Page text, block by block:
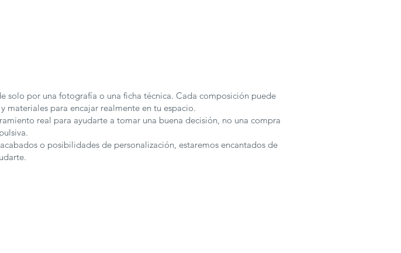
solo por una fotografía o una ficha técnica. Cada composición puede
materiales para encajar realmente en tu espacio.
real para ayudarte a tomar una buena decisión, no una compra
o posibilidades de personalización, estaremos encantados de